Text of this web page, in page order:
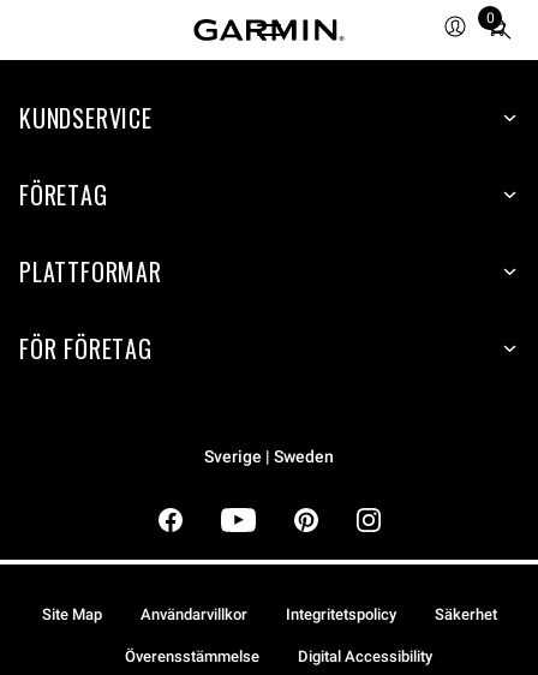
0
Total
KUNDSERVICE
FÖRETAG
PLATTFORMAR
FÖR FÖRETAG
Sverige | Sweden
Site Map Användarvillkor Integritetspolicy Säkerhet
Överensstämmelse Digital Accessibility